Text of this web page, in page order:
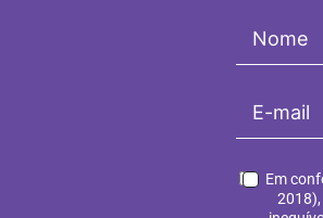
Em